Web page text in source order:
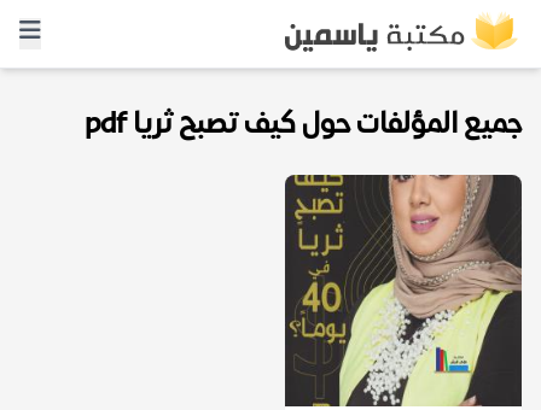
جميع المؤلفات حول كيف تصبح ثريا pdf